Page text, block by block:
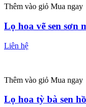
Thêm vào giỏ Mua ngay
Lọ hoa vẽ sen sơn
Liên hệ
Thêm vào giỏ Mua ngay
Lọ hoa tỳ bà sen